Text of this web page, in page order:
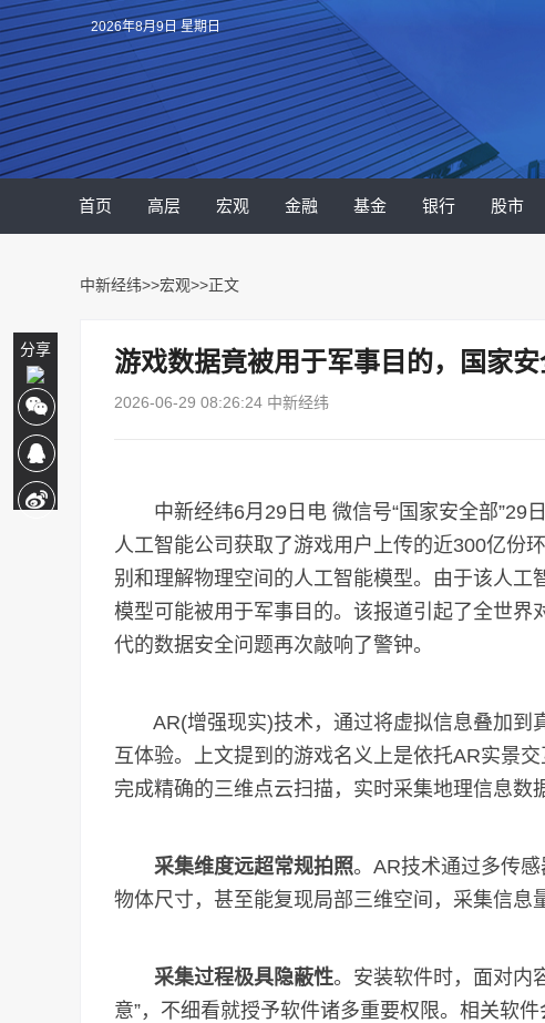
分享
2026年8月9日 星期日
首页 高层 宏观 金融 基金 银行 股市
中新经纬>>宏观>>正文
游戏数据竟被用于军事目的，国家
2026-06-29 08:26:24 中新经纬
中新经纬6月29日电 微信号“国家安全部”29
人工智能公司获取了游戏用户上传的近300亿份
别和理解物理空间的人工智能模型。由于该人
模型可能被用于军事目的。该报道引起了全世界
代的数据安全问题再次敲响了警钟。
AR(增强现实)技术，通过将虚拟信息叠加到
互体验。上文提到的游戏名义上是依托AR实景
完成精确的三维点云扫描，实时采集地理信息数
采集维度远超常规拍照。AR技术通过多传
物体尺寸，甚至能复现局部三维空间，采集信息
采集过程极具隐蔽性。安装软件时，面对内
意”，不细看就授予软件诸多重要权限。相关软